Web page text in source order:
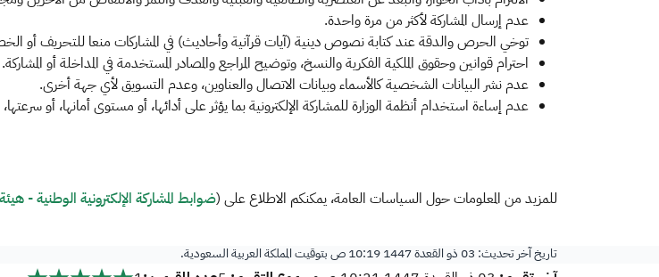
عدم إرسال المشاركة لأكثر من مرة واحدة.
توخي الحرص والدقة عند كتابة نصوص دينية (آيات قرآنية وأحاديث) في المشاركات منعا للتحريف أو
احترام قوانين وحقوق الملكية الفكرية والنسخ، وتوضيح المراجع والمصادر المستخدمة في المداخلة أو المشاركة.
عدم نشر البيانات الشخصية كالأسماء وبيانات الاتصال والعناوين، وعدم التسويق لأي جهة أخرى.
عدم إساءة استخدام أنظمة الوزارة للمشاركة الإلكترونية بما يؤثر على أدائها، أو مستوى أمانها، أو
​للمزيد من المعلومات حول السياسات العامة، يمكنكم الاطلاع على (ضوابط المشاركة الإلكترونية الوطنية -
تاريخ آخر تحديث: 03 ذو القعدة 1447 10:19 ص بتوقيت المملكة العربية السعودية.